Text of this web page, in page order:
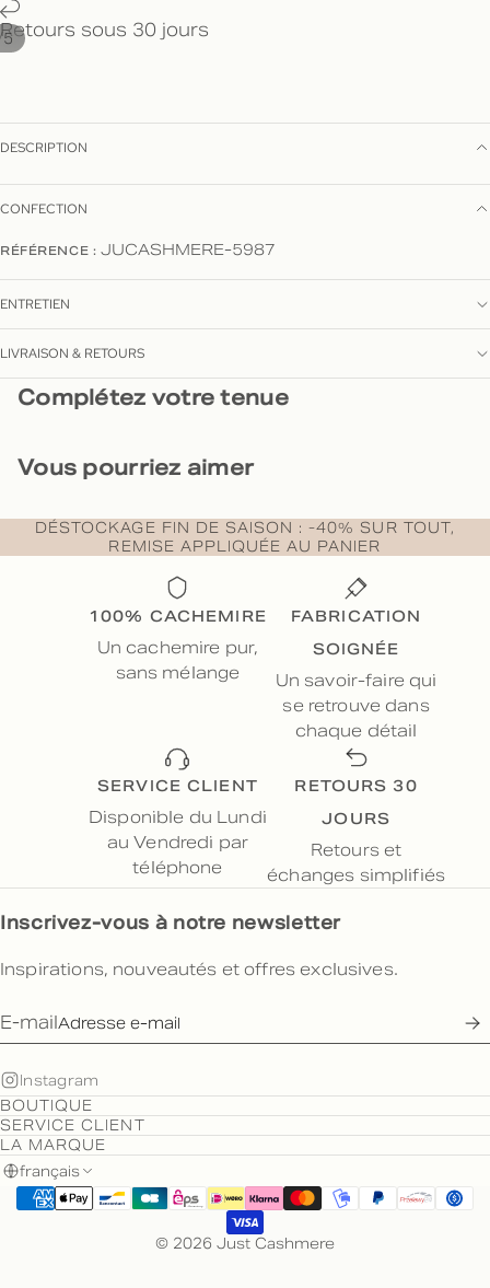
5
Retours sous 30 jours
DESCRIPTION
CONFECTION
RÉFÉRENCE : JUCASHMERE-5987
ENTRETIEN
LIVRAISON & RETOURS
Complétez votre tenue
Vous pourriez aimer
DÉSTOCKAGE FIN DE SAISON : -40% SUR TOUT,
REMISE APPLIQUÉE AU PANIER
100% CACHEMIRE
Un cachemire pur,
sans mélange
FABRICATION
SOIGNÉE
Un savoir-faire qui
se retrouve dans
chaque détail
SERVICE CLIENT
Disponible du Lundi
au Vendredi par
téléphone
RETOURS 30
JOURS
Retours et
échanges simplifiés
Inscrivez-vous à notre newsletter
Inspirations, nouveautés et offres exclusives.
E-mail
Instagram
BOUTIQUE
SERVICE CLIENT
LA MARQUE
français
© 2026 Just Cashmere